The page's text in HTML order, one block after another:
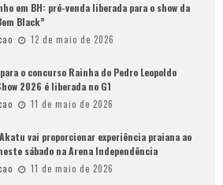
em BH: pré-venda liberada para o show da
Black”
12 de maio de 2026
o concurso Rainha do Pedro Leopoldo
2026 é liberada no G1
11 de maio de 2026
vai proporcionar experiência praiana ao
sábado na Arena Independência
11 de maio de 2026